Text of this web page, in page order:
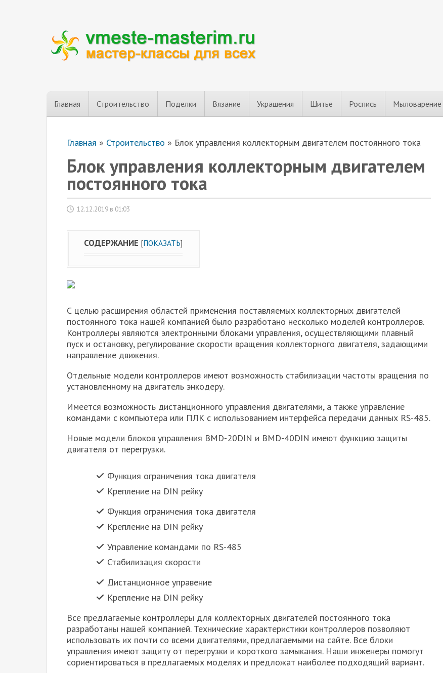
Главная Строительство Поделки Вязание Украшения Шитье Роспись Мыловарение
Главная » Строительство » Блок управления коллекторным двигателем постоянного тока
Блок управления коллекторным двигателем
постоянного тока
12.12.2019 в 01:03
СОДЕРЖАНИЕ [ПОКАЗАТЬ]
С целью расширения областей применения поставляемых коллекторных двигателей
постоянного тока нашей компанией было разработано несколько моделей контроллеров.
Контроллеры являются электронными блоками управления, осуществляющими плавный
пуск и остановку, регулирование скорости вращения коллекторного двигателя, задающими
направление движения.
Отдельные модели контроллеров имеют возможность стабилизации частоты вращения по
установленному на двигатель энкодеру.
Имеется возможность дистанционного управления двигателями, а также управление
командами с компьютера или ПЛК с использованием интерфейса передачи данных RS-485.
Новые модели блоков управления BMD-20DIN и BMD-40DIN имеют функцию защиты
двигателя от перегрузки.
Функция ограничения тока двигателя
Крепление на DIN рейку
Функция ограничения тока двигателя
Крепление на DIN рейку
Управление командами по RS-485
Стабилизация скорости
Дистанционное управение
Крепление на DIN рейку
Все предлагаемые контроллеры для коллекторных двигателей постоянного тока
разработаны нашей компанией. Технические характеристики контроллеров позволяют
использовать их почти со всеми двигателями, предлагаемыми на сайте. Все блоки
управления имеют защиту от перегрузки и короткого замыкания. Наши инженеры помогут
сориентироваться в предлагаемых моделях и предложат наиболее подходящий вариант.